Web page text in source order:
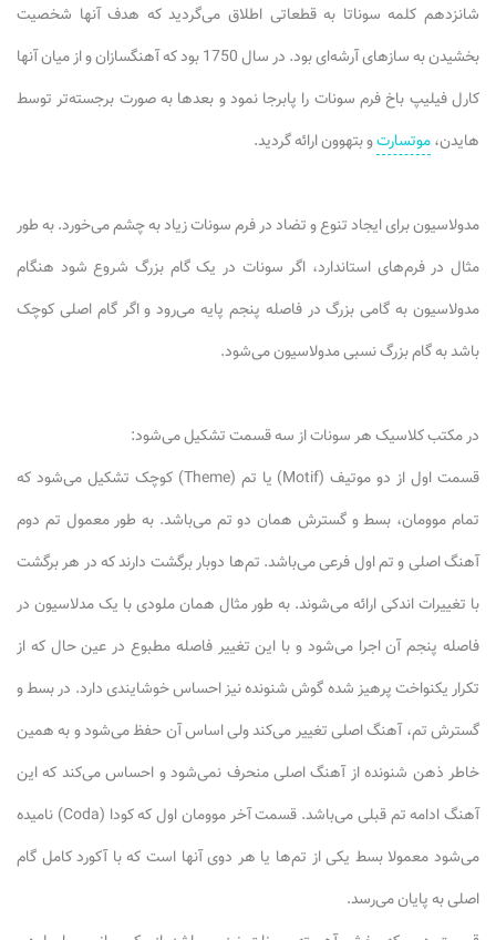
شانزدهم کلمه سوناتا به قطعاتی اطلاق می‌گردید که هدف آنها شخصیت
بخشیدن به سازهای آرشه‌ای بود. در سال 1750 بود که آهنگسازان و از میان آنها
کارل فیلیپ باخ فرم سونات را پابرجا نمود و بعدها به صورت برجسته‌تر توسط
هایدن،موتسارتو بتهوون ارائه گردید.
مدولاسیون برای ایجاد تنوع و تضاد در فرم سونات زیاد به چشم می‌خورد. به طور
مثال در فرم‌های استاندارد، اگر سونات در یک گام بزرگ شروع شود هنگام
مدولاسیون به گامی بزرگ در فاصله پنجم پایه می‌رود و اگر گام اصلی کوچک
باشد به گام بزرگ نسبی مدولاسیون می‌شود.
در مکتب کلاسیک هر سونات از سه قسمت تشکیل می‌شود:
قسمت اول از دو موتیف (Motif) یا تم (Theme) کوچک تشکیل می‌شود که
تمام موومان، بسط و گسترش همان دو تم می‌باشد. به طور معمول تم دوم
آهنگ اصلی و تم اول فرعی می‌باشد. تم‌ها دوبار برگشت دارند که در هر برگشت
با تغییرات اندکی ارائه می‌شوند. به طور مثال همان ملودی با یک مدلاسیون در
فاصله پنجم آن اجرا می‌شود و با این تغییر فاصله مطبوع در عین حال که از
تکرار یکنواخت پرهیز شده گوش شنونده نیز احساس خوشایندی دارد. در بسط و
گسترش تم، آهنگ اصلی تغییر می‌کند ولی اساس آن حفظ می‌شود و به همین
خاطر ذهن شنونده از آهنگ اصلی منحرف نمی‌شود و احساس می‌کند که این
آهنگ ادامه تم قبلی می‌باشد. قسمت آخر موومان اول که کودا (Coda) نامیده
می‌شود معمولا بسط یکی از تم‌ها یا هر دوی آنها است که با آکورد کامل گام
اصلی به پایان می‌رسد.